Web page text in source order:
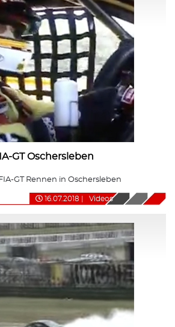
GT Oschersleben
GT Rennen in Oschersleben
16.07.2018 Videos